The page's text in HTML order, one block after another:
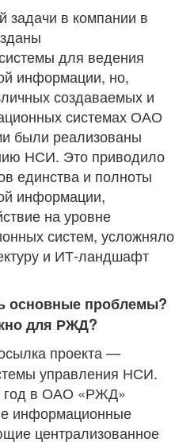
задачи в компании в
для ведения
информации, но,
создаваемых и
системах ОАО
были реализованы
НСИ. Это приводило
единства и полноты
информации,
на уровне
систем, усложняло
и ИТ-ландшафт
основные проблемы?
для РЖД?
проекта —
управления НСИ.
год в ОАО «РЖД»
информационные
централизованное